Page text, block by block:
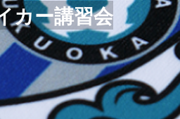
カー講習会